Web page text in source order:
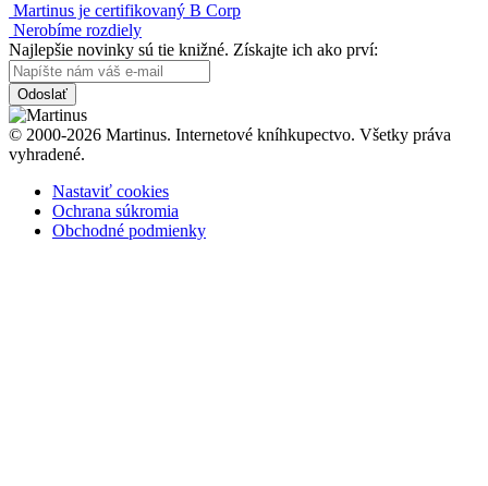
Martinus je certifikovaný B Corp
Nerobíme rozdiely
Najlepšie novinky sú tie knižné. Získajte ich ako prví:
Odoslať
© 2000-2026 Martinus. Internetové kníhkupectvo. Všetky práva
vyhradené.
Nastaviť cookies
Ochrana súkromia
Obchodné podmienky